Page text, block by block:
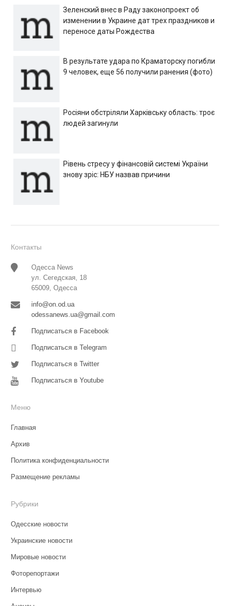
Зеленский внес в Раду законопроект об
изменении в Украине дат трех праздников и
переносе даты Рождества
В результате удара по Краматорску погибли
9 человек, еще 56 получили ранения (фото)
Росіяни обстріляли Харківську область: троє
людей загинули
Рівень стресу у фінансовій системі України
знову зріс: НБУ назвав причини
Контакты
Одесса News
ул. Сегедская, 18
65009, Одесса
info@on.od.ua
odessanews.ua@gmail.com
Подписаться в Facebook
Подписаться в Telegram
Подписаться в Twitter
Подписаться в Youtube
Меню
Главная
Архив
Политика конфиденциальности
Размещение рекламы
Рубрики
Одесские новости
Украинские новости
Мировые новости
Фоторепортажи
Интервью